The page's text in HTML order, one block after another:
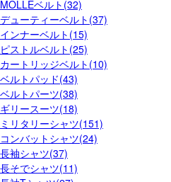
MOLLEベルト(32)
デューティーベルト(37)
インナーベルト(15)
ピストルベルト(25)
カートリッジベルト(10)
ベルトパッド(43)
ベルトパーツ(38)
ギリースーツ(18)
ミリタリーシャツ(151)
コンバットシャツ(24)
長袖シャツ(37)
長そでシャツ(11)